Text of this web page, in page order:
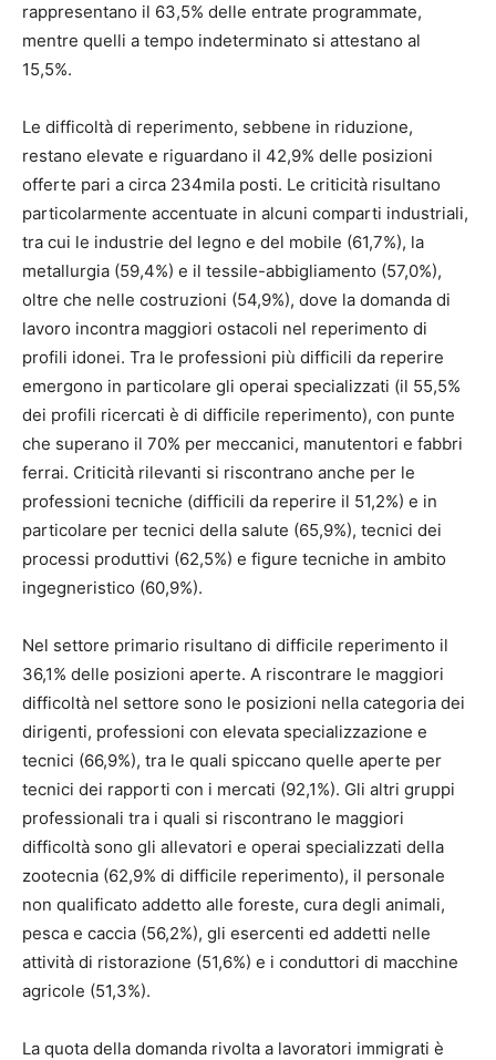
rappresentano il 63,5% delle entrate programmate,
mentre quelli a tempo indeterminato si attestano al
15,5%.
Le difficoltà di reperimento, sebbene in riduzione,
restano elevate e riguardano il 42,9% delle posizioni
offerte pari a circa 234mila posti. Le criticità risultano
particolarmente accentuate in alcuni comparti industriali,
tra cui le industrie del legno e del mobile (61,7%), la
metallurgia (59,4%) e il tessile-abbigliamento (57,0%),
oltre che nelle costruzioni (54,9%), dove la domanda di
lavoro incontra maggiori ostacoli nel reperimento di
profili idonei. Tra le professioni più difficili da reperire
emergono in particolare gli operai specializzati (il 55,5%
dei profili ricercati è di difficile reperimento), con punte
che superano il 70% per meccanici, manutentori e fabbri
ferrai. Criticità rilevanti si riscontrano anche per le
professioni tecniche (difficili da reperire il 51,2%) e in
particolare per tecnici della salute (65,9%), tecnici dei
processi produttivi (62,5%) e figure tecniche in ambito
ingegneristico (60,9%).
Nel settore primario risultano di difficile reperimento il
36,1% delle posizioni aperte. A riscontrare le maggiori
difficoltà nel settore sono le posizioni nella categoria dei
dirigenti, professioni con elevata specializzazione e
tecnici (66,9%), tra le quali spiccano quelle aperte per
tecnici dei rapporti con i mercati (92,1%). Gli altri gruppi
professionali tra i quali si riscontrano le maggiori
difficoltà sono gli allevatori e operai specializzati della
zootecnia (62,9% di difficile reperimento), il personale
non qualificato addetto alle foreste, cura degli animali,
pesca e caccia (56,2%), gli esercenti ed addetti nelle
attività di ristorazione (51,6%) e i conduttori di macchine
agricole (51,3%).
La quota della domanda rivolta a lavoratori immigrati è